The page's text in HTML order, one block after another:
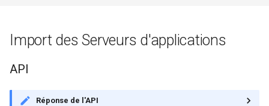
4.5.8
Notes de version Canopsis
Import des Serveurs d'applications
API
Réponse de l'API